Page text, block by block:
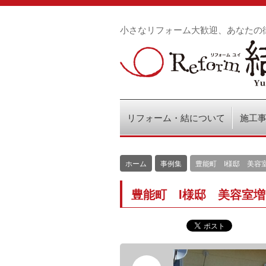
小さなリフォーム大歓迎、あなた
リフォーム・結について 施工
ホーム 事例集 豊能町 I様邸 美容
豊能町 I様邸 美容室増